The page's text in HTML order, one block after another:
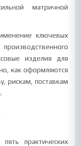
матричной
ключевых
изделия для
как оформляются
рискам, поставкам
практических